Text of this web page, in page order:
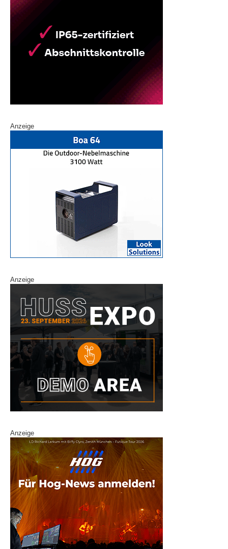
Anzeige
Anzeige
Anzeige